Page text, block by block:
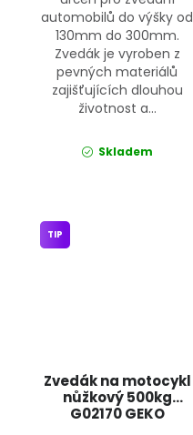
automobilů do výšky od
130mm do 300mm.
Zvedák je vyroben z
pevných materiálů
zajišťujících dlouhou
životnost a...
Skladem
Zvedák na motocykl
nůžkový 500kg
G02170 GEKO
TIP